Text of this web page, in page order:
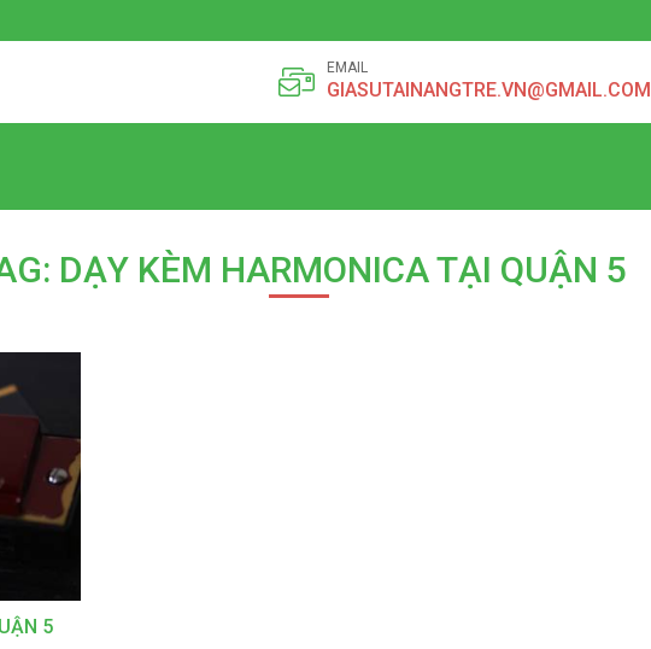
EMAIL
GIASUTAINANGTRE.VN@GMAIL.COM
DẠY KÈM HARMONICA TẠI QUẬN 5
5